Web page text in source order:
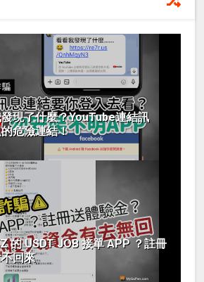
發現了什麼？YouTube連結訊
危險連結！
的 USDT JOB 接單 APP ？註冊
回來